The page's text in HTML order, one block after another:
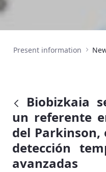
Present information
Biobizkaia
un referente
del Parkinson,
detección
avanzadas